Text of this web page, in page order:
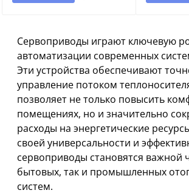
Сервоприводы играют ключевую
автоматизации современных
Эти устройства обеспечивают
управление потоком
позволяет не только повысить
помещениях, но и значительно
расходы на энергетические
своей универсальности и
сервоприводы становятся важной
бытовых, так и промышленных
систем.